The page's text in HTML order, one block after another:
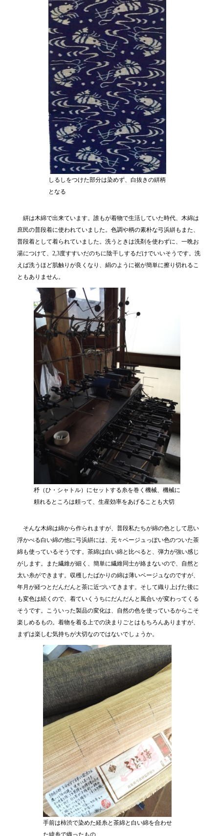
しるしをつけた部分は染めず、白抜きの絣柄
となる
絣は木綿で出来ています。誰もが着物で生活していた時代、木綿は
庶民の普段着に使われていました。色調や柄の素朴な弓浜絣もまた、
普段着として着られていました。洗うときは洗剤を使わずに、一晩お
湯につけて、2,3度すすいだのちに陰干しするだけでいいそうです。洗
えば洗うほど肌触りが良くなり、絹のように裾が簡単に擦り切れるこ
ともありません。
杼（ひ・シャトル）にセットする糸を巻く機械、機械に
頼れるところは頼って、生産効率をあげることも大切
そんな木綿は綿から作られますが、普段私たちが綿の色として思い
浮かべる白い綿の他に弓浜絣には、元々ベージュっぽい色のついた茶
綿も使っているそうです。茶綿は白い綿と比べると、弾力が強い感じ
がします。また繊維が細く、簡単に繊維同士が絡まないので、自然と
太い糸ができます。収穫したばかりの綿は薄いベージュなのですが、
年月が経つとだんだんと茶に近づいてきます。そして織り上げた後に
も変色は続くので、着ていくうちにだんだんと風合いが変わってくる
そうです。こういった製品の変化は、自然の色を使っているからこそ
楽しめるもの。着物を着る上での決まりごとはもちろんありますが、
まずは楽しむ気持ちが大切なのではないでしょうか。
手前は柿渋で染めた経糸と茶綿と白い綿を合わせ
た緯糸で織ったもの